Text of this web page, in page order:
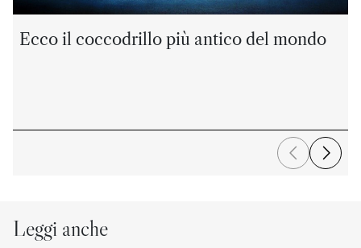
Ecco il coccodrillo più antico del mondo
Leggi anche